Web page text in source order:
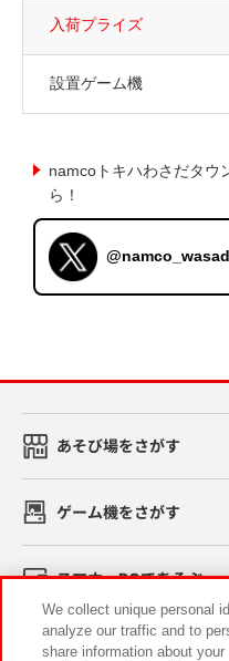
入荷プライズ
設置ゲーム機
namcoトキハわさだタウ
ら！
あそび場をさがす
ゲーム機をさがす
スマホ・PCであそぶ
イベント・キャンペーン
We collect unique personal
analyze our traffic and to
share information about